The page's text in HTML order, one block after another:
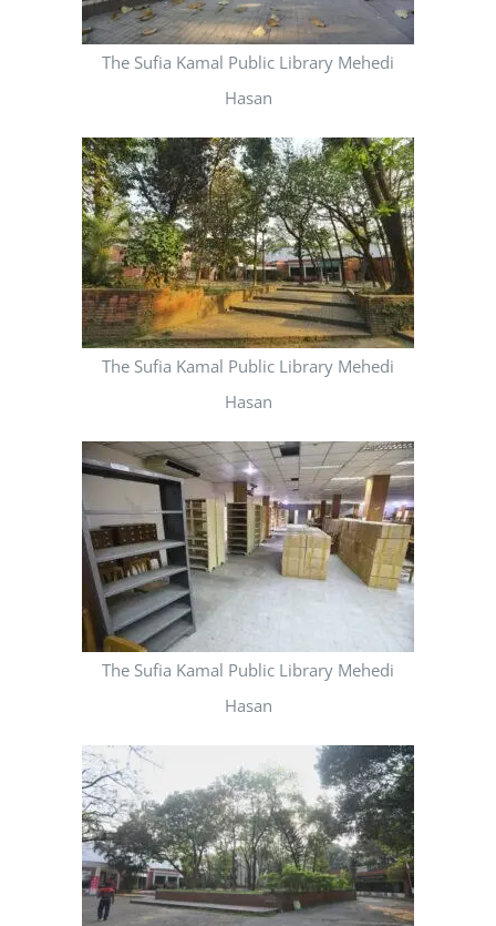
The Sufia Kamal Public Library Mehedi
Hasan
The Sufia Kamal Public Library Mehedi
Hasan
The Sufia Kamal Public Library Mehedi
Hasan